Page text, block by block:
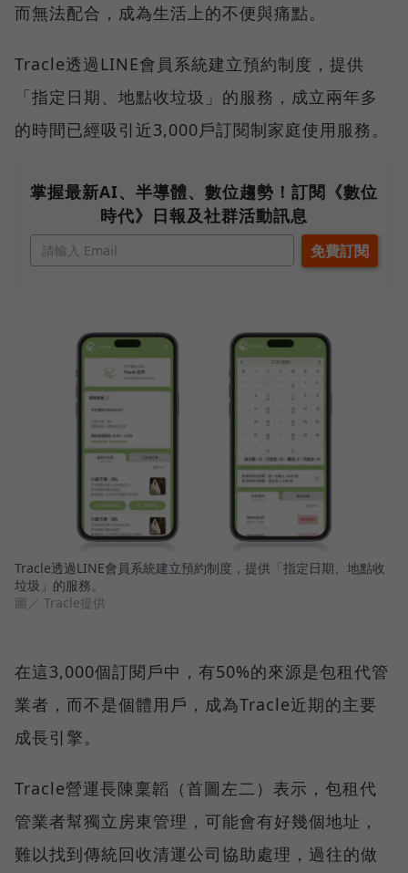
而無法配合，成為生活上的不便與痛點。
Tracle透過LINE會員系統建立預約制度，提供
「指定日期、地點收垃圾」的服務，成立兩年多
的時間已經吸引近3,000戶訂閱制家庭使用服務。
掌握最新AI、半導體、數位趨勢！訂閱《數位
時代》日報及社群活動訊息
Tracle透過LINE會員系統建立預約制度，提供「指定日期、地點收
垃圾」的服務。
圖／ Tracle提供
在這3,000個訂閱戶中，有50%的來源是包租代管
業者，而不是個體用戶，成為Tracle近期的主要
成長引擎。
Tracle營運長陳稟韜（首圖左二）表示，包租代
管業者幫獨立房東管理，可能會有好幾個地址，
難以找到傳統回收清運公司協助處理，過往的做